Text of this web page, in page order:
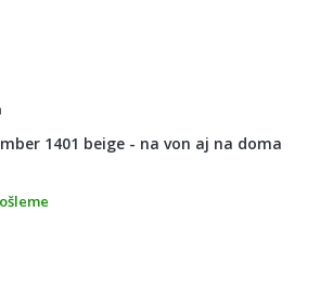
1401 beige - na von aj na doma